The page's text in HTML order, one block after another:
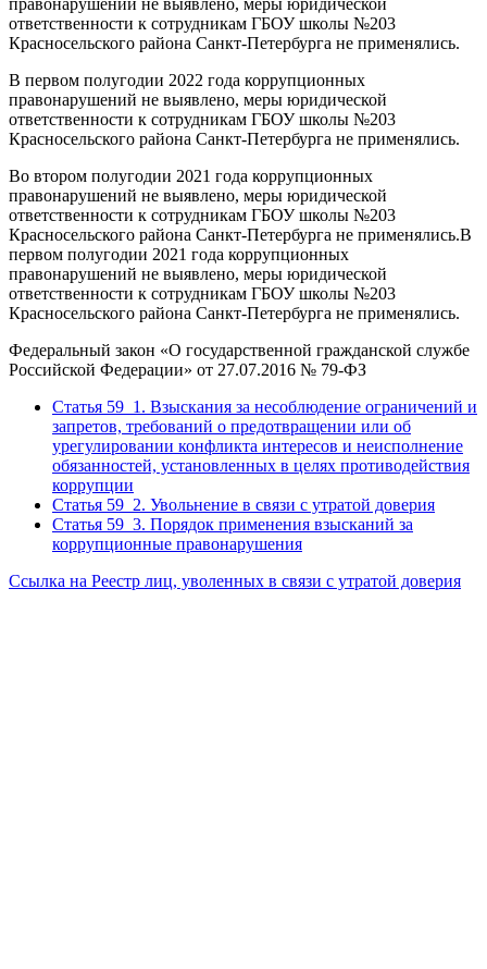
правонарушений не выявлено, меры юридической
ответственности к сотрудникам ГБОУ школы №203
Красносельского района Санкт-Петербурга не применялись.
В первом полугодии 2022 года коррупционных
правонарушений не выявлено, меры юридической
ответственности к сотрудникам ГБОУ школы №203
Красносельского района Санкт-Петербурга не применялись.
Во втором полугодии 2021 года коррупционных
правонарушений не выявлено, меры юридической
ответственности к сотрудникам ГБОУ школы №203
Красносельского района Санкт-Петербурга не применялись.В
первом полугодии 2021 года коррупционных
правонарушений не выявлено, меры юридической
ответственности к сотрудникам ГБОУ школы №203
Красносельского района Санкт-Петербурга не применялись.
Федеральный закон «О государственной гражданской службе
Российской Федерации» от 27.07.2016 № 79-ФЗ
Статья 59_1. Взыскания за несоблюдение ограничений и
запретов, требований о предотвращении или об
урегулировании конфликта интересов и неисполнение
обязанностей, установленных в целях противодействия
коррупции
Статья 59_2. Увольнение в связи с утратой доверия
Статья 59_3. Порядок применения взысканий за
коррупционные правонарушения
Ссылка на Реестр лиц, уволенных в связи с утратой доверия